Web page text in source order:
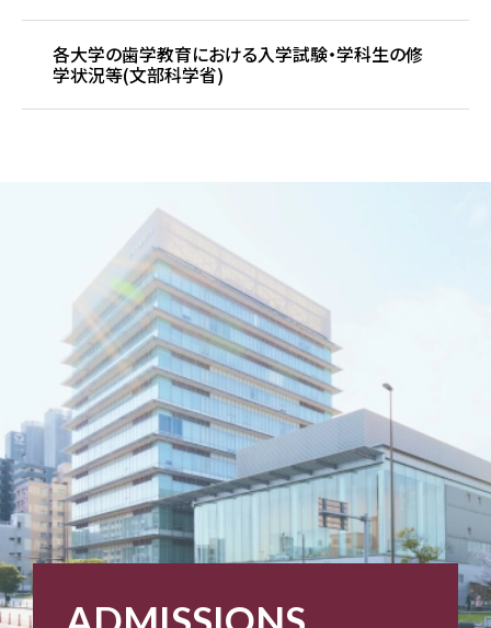
各大学の歯学教育における入学試験・学科生の修
学状況等(文部科学省)